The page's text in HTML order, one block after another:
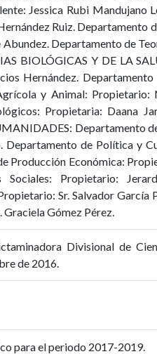
Jessica Rubi
Ruiz.
Abundez. Departamento de
BIOLÓGICAS Y DE LA
Hernández.
y Animal:
Propietaria: Daana
Departamento
Departamento de Política y
Producción Económica:
Sociales: Propietario:
Sr. Salvador García
Graciela Gómez Pérez.
Divisional de
de 2016.
para el periodo 2017-2019.